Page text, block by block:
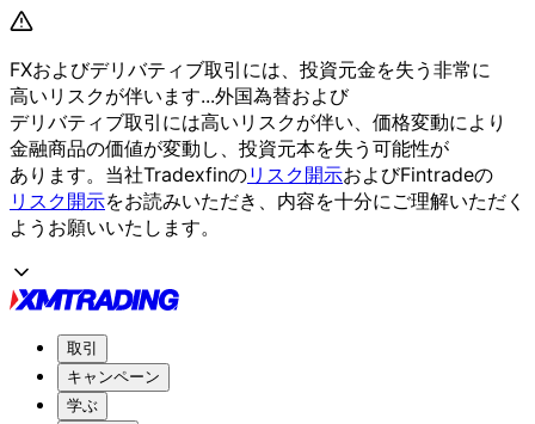
FXおよびデリバティブ取引には、 投資元金を失う 非常に
高いリスクが伴います...外国為替および
デリバティブ取引には高いリスクが伴い、 価格変動により
金融商品の価値が変動し、 投資元本を失う 可能性が
あります。 当社Tradexfinのリスク開示およびFintradeの
リスク開示をお読みいただき、 内容を十分にご理解いただく
よう お願いいたします。
取引
キャンペーン
学ぶ